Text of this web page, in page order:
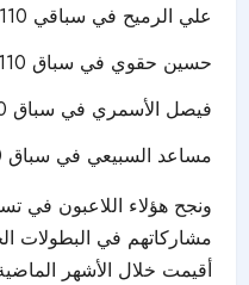
علي الرميح في سباقي 110م حواجز و400م حواجز
حسين حقوي في سباق 110م حواجز
فيصل الأسمري في سباق 200 متر
مساعد السبيعي في سباق 800 متر
ونجح هؤلاء اللاعبون في
مشاركاتهم في البطولات
أقيمت خلال الأشهر